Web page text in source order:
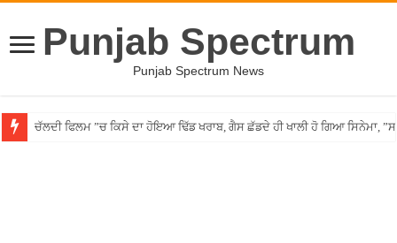
Punjab Spectrum
Punjab Spectrum News
ਚੱਲਦੀ ਫਿਲਮ ”ਚ ਕਿਸੇ ਦਾ ਹੋਇਆ ਢਿੱਡ ਖਰਾਬ, ਗੈਸ ਛੱਡਦੇ ਹੀ ਖਾਲੀ ਹੋ ਗਿਆ ਸਿਨੇਮਾ,